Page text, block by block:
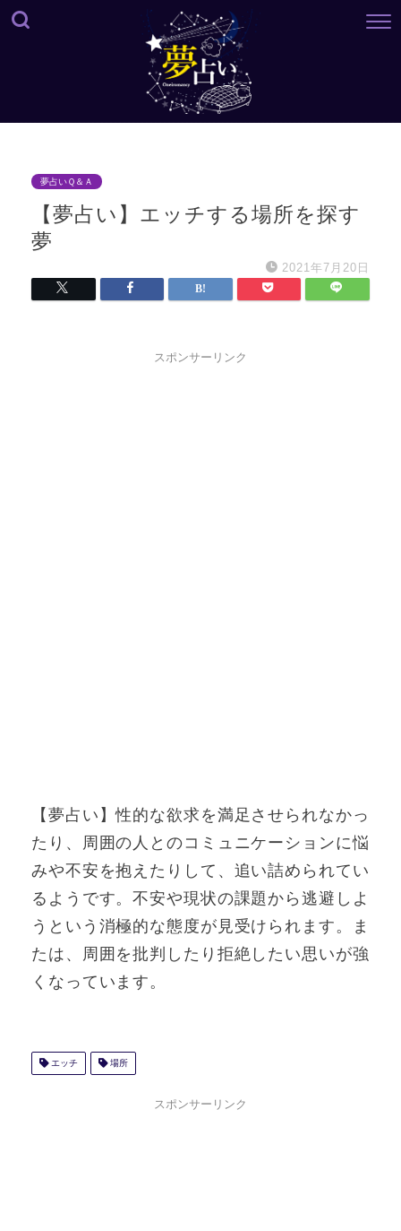
夢占いＱ＆Ａ
【夢占い】エッチする場所を探す
夢
2021年7月20日
スポンサーリンク
【夢占い】性的な欲求を満足させられなかっ
たり、周囲の人とのコミュニケーションに悩
みや不安を抱えたりして、追い詰められてい
るようです。不安や現状の課題から逃避しよ
うという消極的な態度が見受けられます。ま
たは、周囲を批判したり拒絶したい思いが強
くなっています。
エッチ 場所
スポンサーリンク